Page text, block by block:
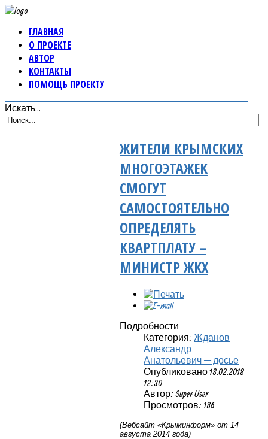
ГЛАВНАЯ
О ПРОЕКТЕ
АВТОР
КОНТАКТЫ
ПОМОЩЬ ПРОЕКТУ
Искать...
ЖИТЕЛИ КРЫМСКИХ
МНОГОЭТАЖЕК
СМОГУТ
САМОСТОЯТЕЛЬНО
ОПРЕДЕЛЯТЬ
КВАРТПЛАТУ –
МИНИСТР ЖКХ
Подробности
Категория: Жданов
Александр
Анатольевич — досье
Опубликовано 18.02.2018
12:30
Автор: Super User
Просмотров: 186
(Вебсайт «Крыминформ» от 14
августа 2014 года)